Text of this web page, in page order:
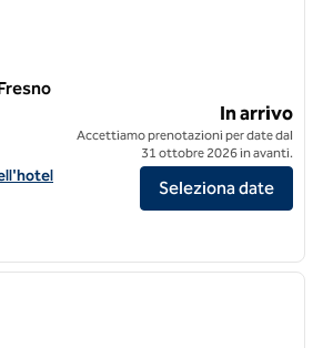
Hilton Garden Inn Fresno
In arrivo
Accettiamo prenotazioni per date dal
31 ottobre 2026 in avanti.
Seleziona date